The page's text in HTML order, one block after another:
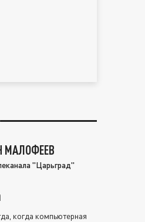
МАЛОФЕЕВ
"Царьград"
когда компьютерная